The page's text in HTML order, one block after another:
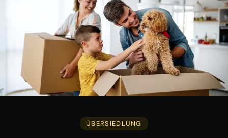
ÜBERSIEDLUNG